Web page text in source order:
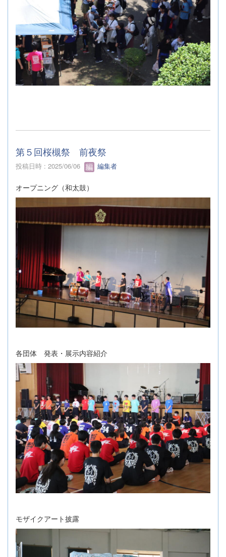
第５回桜槻祭 前夜祭
投稿日時 : 2025/06/06 編集者
オープニング（和太鼓）
各団体 発表・展示内容紹介
モザイクアート披露